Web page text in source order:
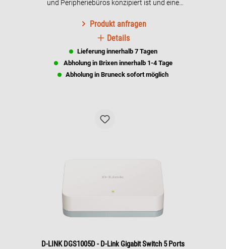
und Peripheriebüros konzipiert ist und eine
10/100Mbps ermöglicht. Mit seinen 8 Ports
kann der Switch auch für kleine Arbeitsgruppen
verwendet werden. Leistungsstark und einfach
zu bedienen, ermöglicht es Benutzern, einen
beliebigen Port mit einem Knoten von 10Mbps
oder 100Mbps zu verbinden, um die Bandbreite
zu erhöhen, die Reaktionszeiten zu verbessern
Produkt anfragen
Details
Lieferung innerhalb 7 Tagen
Abholung in Brixen innerhalb 1-4 Tage
Abholung in Bruneck sofort möglich
D-LINK DGS1005D - D-Link Gigabit Switch 5 Ports